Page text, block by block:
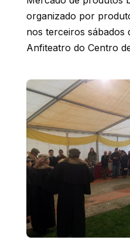
organizado por
nos terceiros sábados
Anfiteatro do Centro